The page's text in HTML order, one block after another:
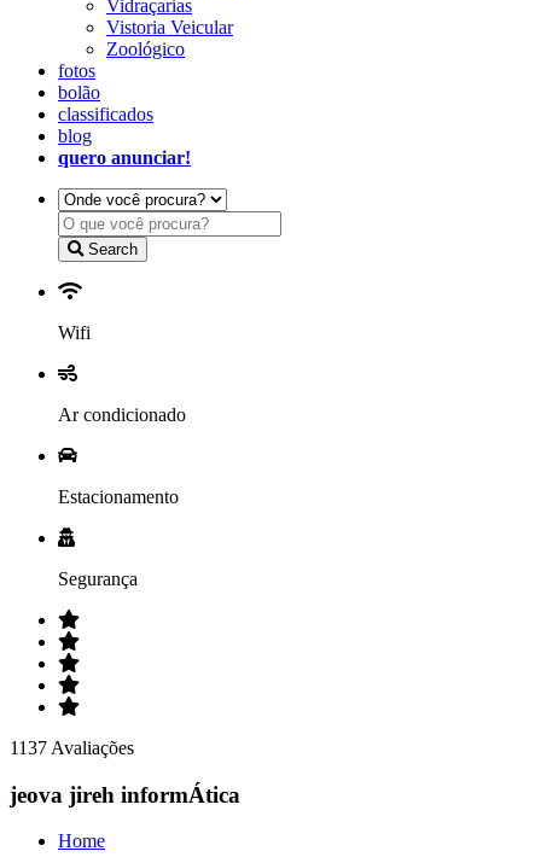
Vidraçarias
Vistoria Veicular
Zoológico
fotos
bolão
classificados
blog
quero anunciar!
Search
Wifi
Ar condicionado
Estacionamento
Segurança
1137 Avaliações
jeova jireh informÁtica
Home